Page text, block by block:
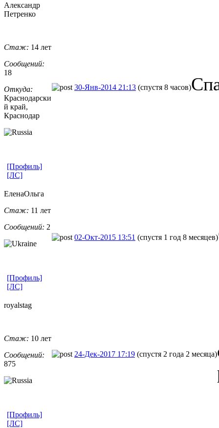
Александр
Петренко
Стаж: 14 лет
Сообщений:
18
Откуда:
Краснодарски
й край,
Краснодар
30-Янв-2014 21:13 (спустя 8 часов)
[Профиль]
[ЛС]
ЕленаОльга
Стаж: 11 лет
Сообщений: 2
02-Окт-2015 13:51 (спустя 1 год 8 месяцев)
[Профиль]
[ЛС]
royalstag
Стаж: 10 лет
Сообщений:
875
24-Дек-2017 17:19 (спустя 2 года 2 месяца)
[Профиль]
[ЛС]